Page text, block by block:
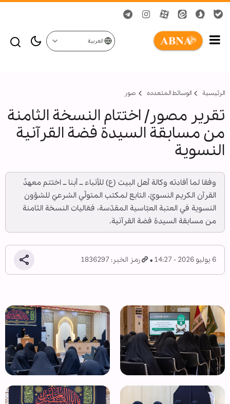
العربية
الرئيسية الوسائط المتعدده صور
تقرير مصور/ اختتام النسخة الثامنة
من مسابقة السيدة فضة القرآنية
النسوية
وفقا لما أفادته وكالة أهل البيت (ع) للأنباء ــ أبنا ــ اختتم معهدُ
القرآن الكريم النسويّ، التابع لمكتب المتولّي الشرعيّ للشؤون
النسوية في العتبة العبّاسية المقدّسة، فعّاليات النسخة الثامنة
من مسابقة السيدة فضة القرآنية.
6 يوليو 2026 - 14:27 رمز الخبر: 1836297